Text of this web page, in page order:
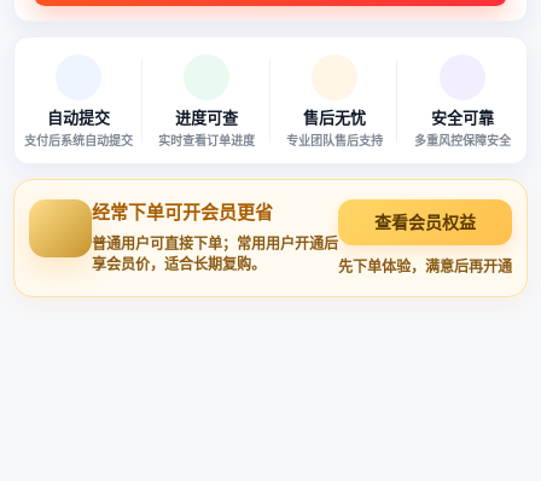
自动提交
支付后系统自动提交
进度可查
实时查看订单进度
售后无忧
专业团队售后支持
安全可靠
多重风控保障安全
经常下单可开会员更省
普通用户可直接下单；常用用户开通后
享会员价，适合长期复购。
查看会员权益
先下单体验，满意后再开通